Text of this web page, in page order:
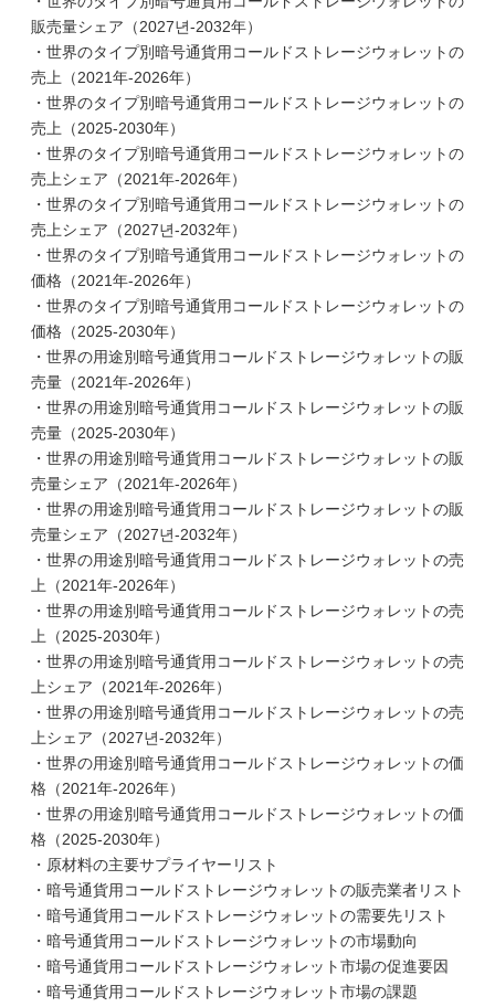
販売量シェア（2027년-2032年）
・世界のタイプ別暗号通貨用コールドストレージウォレットの
売上（2021年-2026年）
・世界のタイプ別暗号通貨用コールドストレージウォレットの
売上（2025-2030年）
・世界のタイプ別暗号通貨用コールドストレージウォレットの
売上シェア（2021年-2026年）
・世界のタイプ別暗号通貨用コールドストレージウォレットの
売上シェア（2027년-2032年）
・世界のタイプ別暗号通貨用コールドストレージウォレットの
価格（2021年-2026年）
・世界のタイプ別暗号通貨用コールドストレージウォレットの
価格（2025-2030年）
・世界の用途別暗号通貨用コールドストレージウォレットの販
売量（2021年-2026年）
・世界の用途別暗号通貨用コールドストレージウォレットの販
売量（2025-2030年）
・世界の用途別暗号通貨用コールドストレージウォレットの販
売量シェア（2021年-2026年）
・世界の用途別暗号通貨用コールドストレージウォレットの販
売量シェア（2027년-2032年）
・世界の用途別暗号通貨用コールドストレージウォレットの売
上（2021年-2026年）
・世界の用途別暗号通貨用コールドストレージウォレットの売
上（2025-2030年）
・世界の用途別暗号通貨用コールドストレージウォレットの売
上シェア（2021年-2026年）
・世界の用途別暗号通貨用コールドストレージウォレットの売
上シェア（2027년-2032年）
・世界の用途別暗号通貨用コールドストレージウォレットの価
格（2021年-2026年）
・世界の用途別暗号通貨用コールドストレージウォレットの価
格（2025-2030年）
・原材料の主要サプライヤーリスト
・暗号通貨用コールドストレージウォレットの販売業者リスト
・暗号通貨用コールドストレージウォレットの需要先リスト
・暗号通貨用コールドストレージウォレットの市場動向
・暗号通貨用コールドストレージウォレット市場の促進要因
・暗号通貨用コールドストレージウォレット市場の課題